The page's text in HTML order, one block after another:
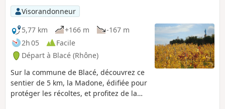
Visorandonneur
5,77 km
+166 m
-167 m
2h 05
Facile
Départ à Blacé (Rhône)
Sur la commune de Blacé, découvrez ce
sentier de 5 km, la Madone, édifiée pour
protéger les récoltes, et profitez de la